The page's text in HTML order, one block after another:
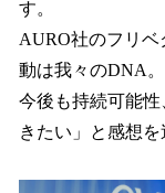
す。
AURO社のフリ
動は我々のDNA。
今後も持続可能
きたい」と感想を